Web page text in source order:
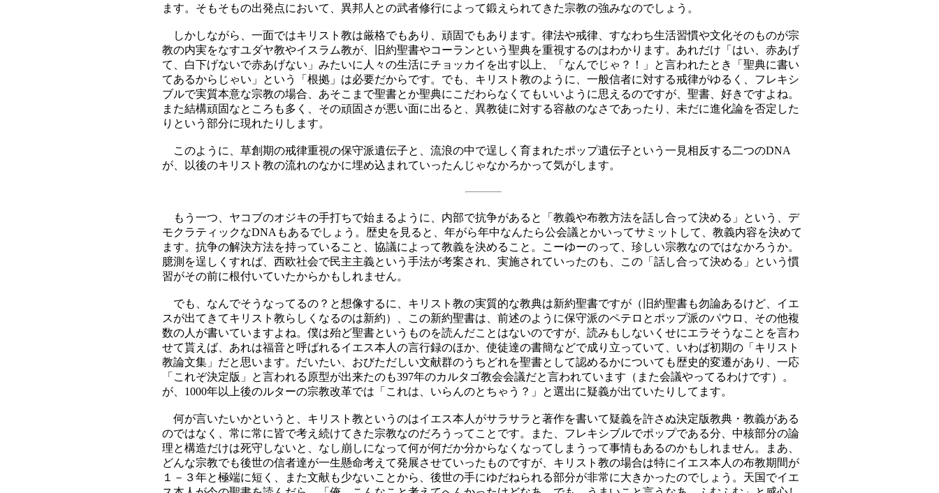
ます。そもそもの出発点において、異邦人との武者修行によって鍛えられてきた宗教の強みなのでしょう。
しかしながら、一面ではキリスト教は厳格でもあり、頑固でもあります。律法や戒律、すなわち生活習慣や文化そのものが宗
教の内実をなすユダヤ教やイスラム教が、旧約聖書やコーランという聖典を重視するのはわかります。あれだけ「はい、赤あげ
て、白下げないで赤あげない」みたいに人々の生活にチョッカイを出す以上、「なんでじゃ？！」と言われたとき「聖典に書い
てあるからじゃい」という「根拠」は必要だからです。でも、キリスト教のように、一般信者に対する戒律がゆるく、フレキシ
ブルで実質本意な宗教の場合、あそこまで聖書とか聖典にこだわらなくてもいいように思えるのですが、聖書、好きですよね。
また結構頑固なところも多く、その頑固さが悪い面に出ると、異教徒に対する容赦のなさであったり、未だに進化論を否定した
りという部分に現れたりします。
このように、草創期の戒律重視の保守派遺伝子と、流浪の中で逞しく育まれたポップ遺伝子という一見相反する二つのDNA
が、以後のキリスト教の流れのなかに埋め込まれていったんじゃなかろかって気がします。
もう一つ、ヤコブのオジキの手打ちで始まるように、内部で抗争があると「教義や布教方法を話し合って決める」という、デ
モクラティックなDNAもあるでしょう。歴史を見ると、年がら年中なんたら公会議とかいってサミットして、教義内容を決めて
ます。抗争の解決方法を持っていること、協議によって教義を決めること。こーゆーのって、珍しい宗教なのではなかろうか。
臆測を逞しくすれば、西欧社会で民主主義という手法が考案され、実施されていったのも、この「話し合って決める」という慣
習がその前に根付いていたからかもしれません。
でも、なんでそうなってるの？と想像するに、キリスト教の実質的な教典は新約聖書ですが（旧約聖書も勿論あるけど、イエ
スが出てきてキリスト教らしくなるのは新約）、この新約聖書は、前述のように保守派のペテロとポップ派のパウロ、その他複
数の人が書いていますよね。僕は殆ど聖書というものを読んだことはないのですが、読みもしないくせにエラそうなことを言わ
せて貰えば、あれは福音と呼ばれるイエス本人の言行録のほか、使徒達の書簡などで成り立っていて、いわば初期の「キリスト
教論文集」だと思います。だいたい、おびただしい文献群のうちどれを聖書として認めるかについても歴史的変遷があり、一応
「これぞ決定版」と言われる原型が出来たのも397年のカルタゴ教会会議だと言われています（また会議やってるわけです）。
が、1000年以上後のルターの宗教改革では「これは、いらんのとちゃう？」と選出に疑義が出ていたりしてます。
何が言いたいかというと、キリスト教というのはイエス本人がサラサラと著作を書いて疑義を許さぬ決定版教典・教義がある
のではなく、常に常に皆で考え続けてきた宗教なのだろうってことです。また、フレキシブルでポップである分、中核部分の論
理と構造だけは死守しないと、なし崩しになって何が何だか分からなくなってしまうって事情もあるのかもしれません。まあ、
どんな宗教でも後世の信者達が一生懸命考えて発展させていったものですが、キリスト教の場合は特にイエス本人の布教期間が
１－３年と極端に短く、また文献も少ないことから、後世の手にゆだねられる部分が非常に大きかったのでしょう。天国でイエ